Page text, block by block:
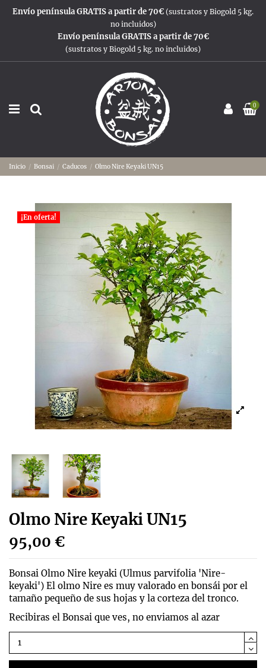
Envío península GRATIS a partir de 70€ (sustratos y Biogold 5 kg.
no incluidos)
Envío península GRATIS a partir de 70€
(sustratos y Biogold 5 kg. no incluidos)
0
Inicio Bonsai Caducos Olmo Nire Keyaki UN15
¡En oferta!
Olmo Nire Keyaki UN15
95,00 €
Bonsai Olmo Nire keyaki (Ulmus parvifolia 'Nire-
keyaki') El olmo Nire es muy valorado en bonsái por el
tamaño pequeño de sus hojas y la corteza del tronco.
Recibiras el Bonsai que ves, no enviamos al azar